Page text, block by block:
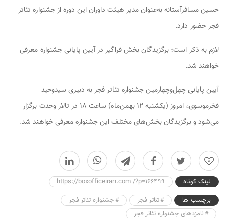
حسین مسافرآستانه به‌عنوان مدیر هیئت داوران این دوره از جشنواره تئاتر
فجر حضور دارد.
لازم به ذکر است؛ برگزیدگان بخش فراگیر در آیین پایانی جشنواره معرفی
خواهند شد.
آیین پایانی چهل‌وچهارمین جشنواره تئاتر فجر به دبیری سیدوحید
فخرموسوی، امروز (یکشنبه ۱۲ بهمن‌ماه) ساعت ۱۸ در تالار وحدت برگزار
می‌شود و برگزیدگان بخش‌های مختلف این جشنواره معرفی خواهند شد.
0
لینک کوتاه
https://boxofficeiran.com /?p=166499
برچسب ها
تئاتر فجر
جشنواره تئاتر فجر
نامزدهای جشنواره تئاتر فجر